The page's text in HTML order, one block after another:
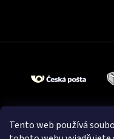
Tento web používá